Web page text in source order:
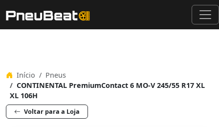
Início
Pneus
CONTINENTAL PremiumContact 6 MO-V 245/55 R17 XL
XL 106H
Voltar para a Loja